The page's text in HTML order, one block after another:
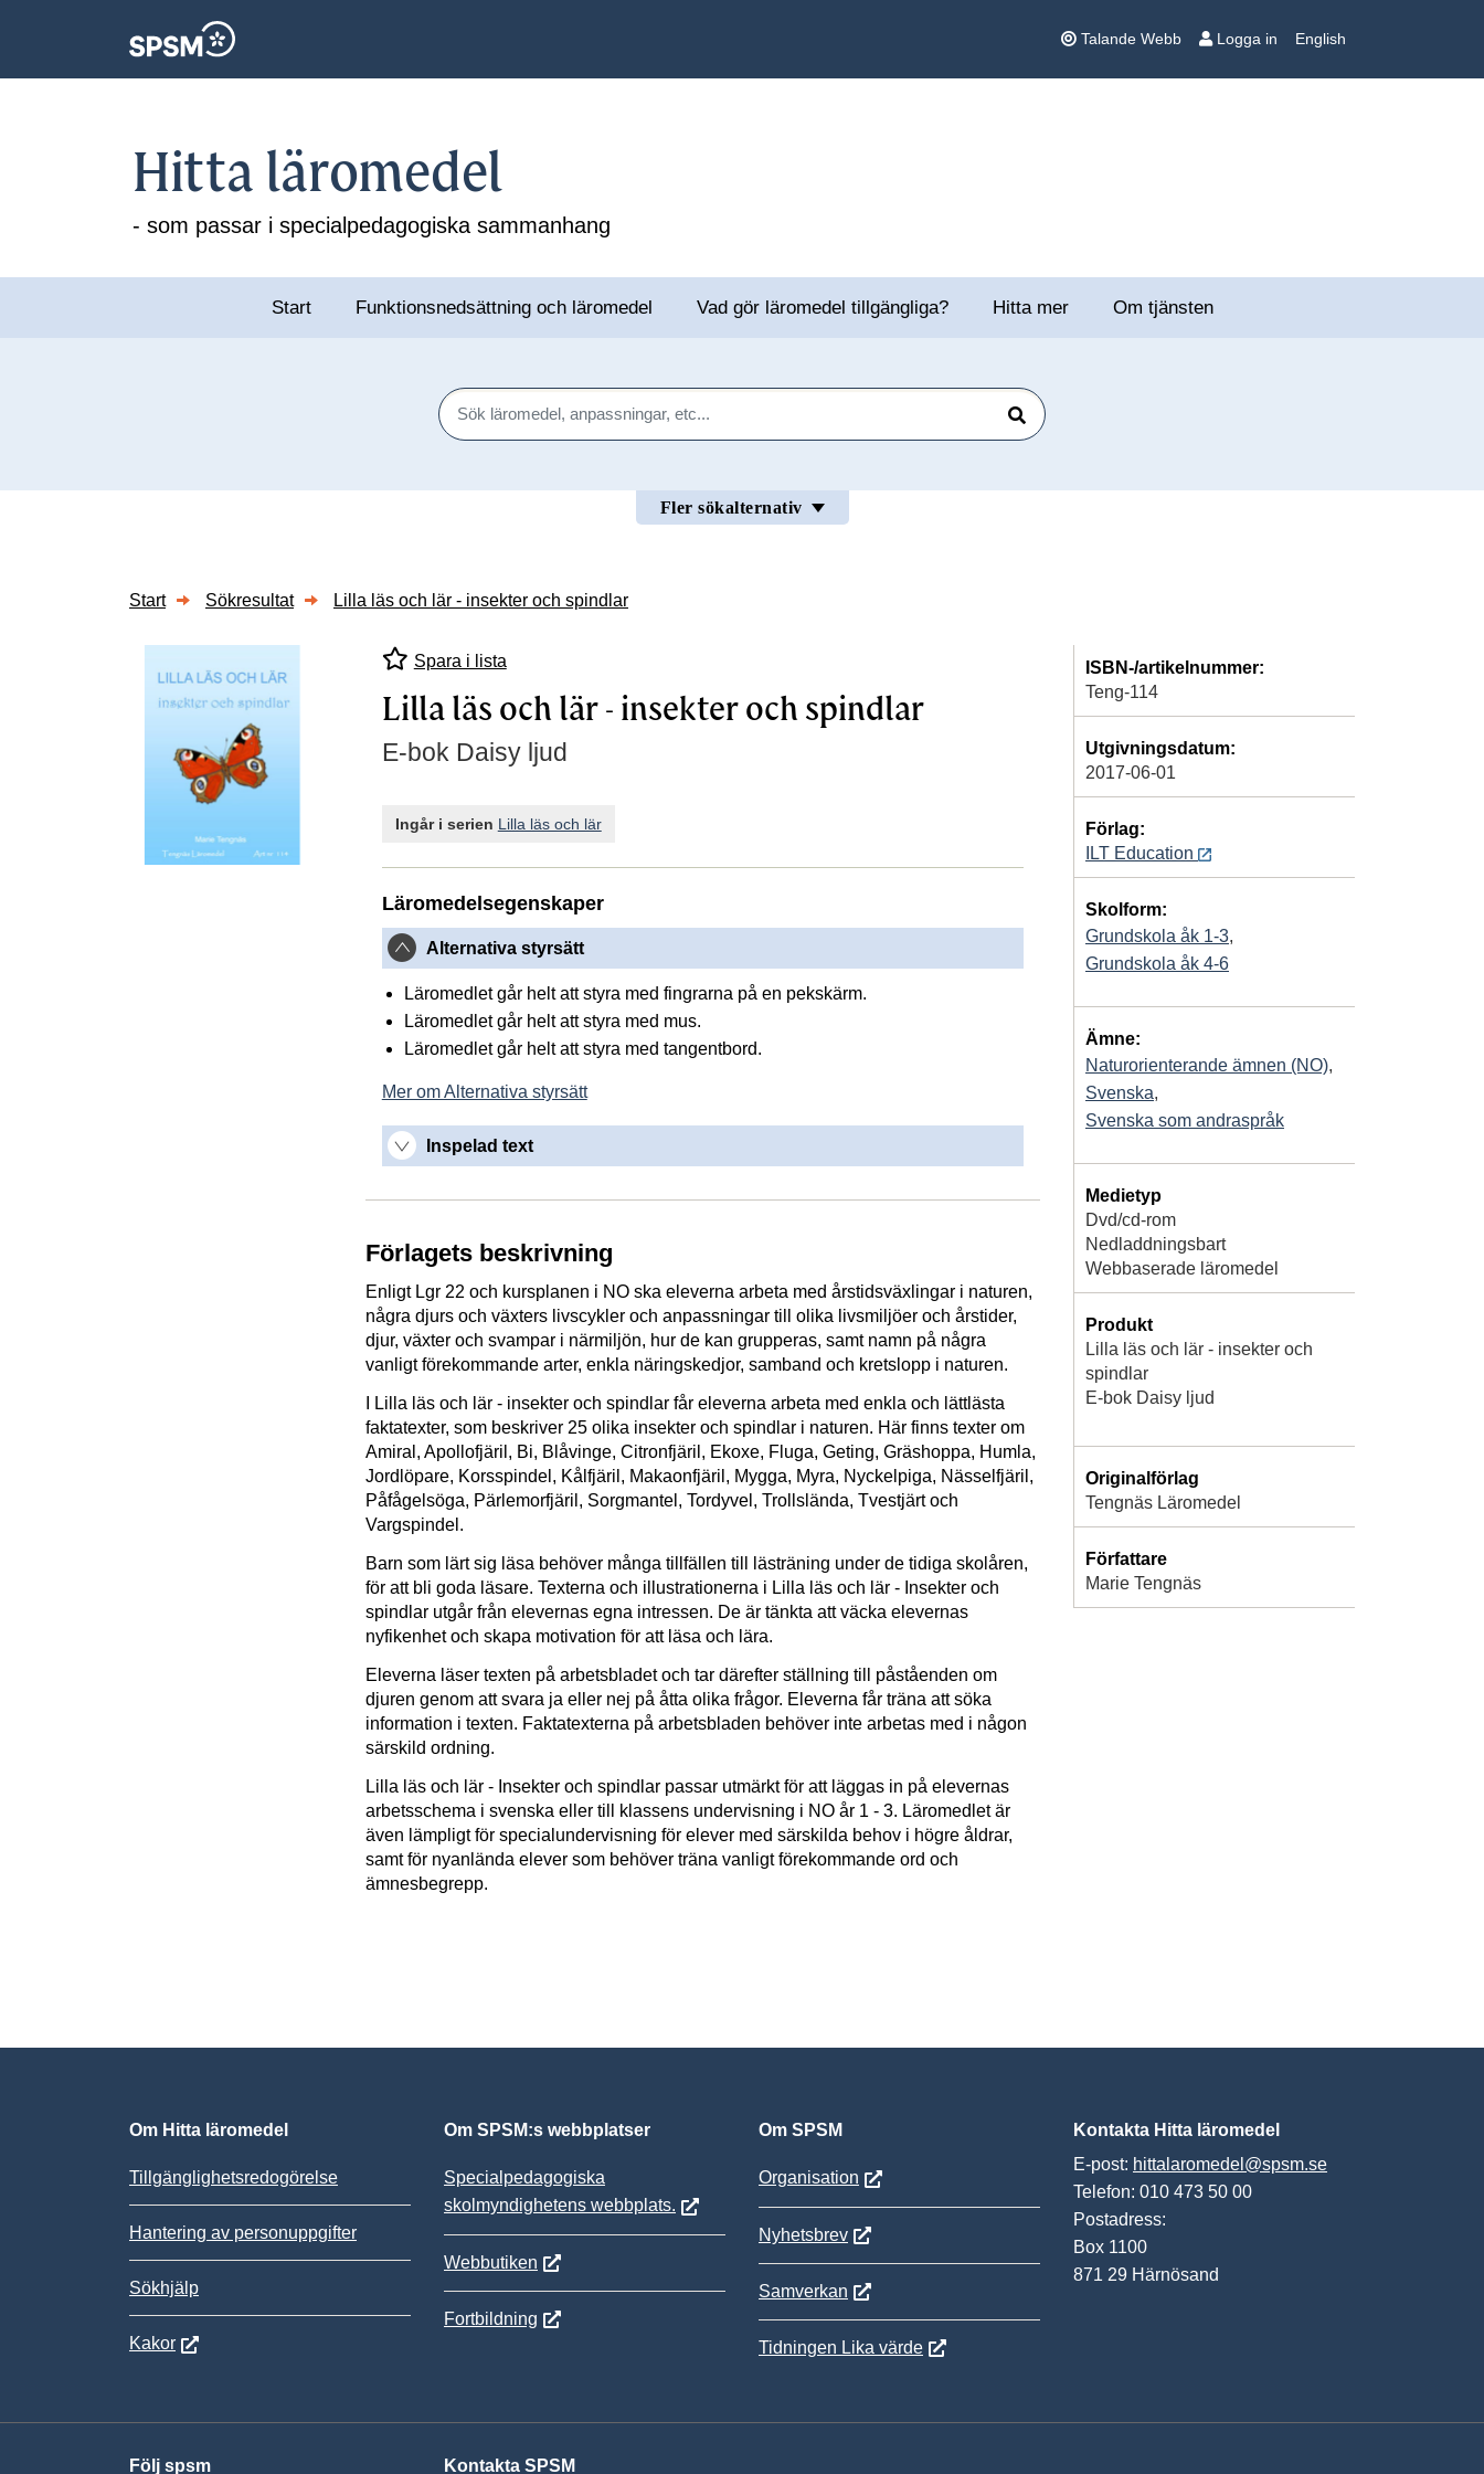
Talande Webb Logga in English
Hitta läromedel
- som passar i specialpedagogiska sammanhang
Start Funktionsnedsättning och läromedel Vad gör läromedel tillgängliga? Hitta mer Om tjänsten
Sök
Sök
Fler sökalternativ
Start Sökresultat Lilla läs och lär - insekter och spindlar
Spara i lista
Lilla läs och lär - insekter och spindlar
E-bok Daisy ljud
Ingår i serien Lilla läs och lär
Läromedelsegenskaper
Alternativa styrsätt
Läromedlet går helt att styra med fingrarna på en pekskärm.
Läromedlet går helt att styra med mus.
Läromedlet går helt att styra med tangentbord.
Mer om Alternativa styrsätt
Inspelad text
Förlagets beskrivning
Enligt Lgr 22 och kursplanen i NO ska eleverna arbeta med årstidsväxlingar i naturen,
några djurs och växters livscykler och anpassningar till olika livsmiljöer och årstider,
djur, växter och svampar i närmiljön, hur de kan grupperas, samt namn på några
vanligt förekommande arter, enkla näringskedjor, samband och kretslopp i naturen.
I Lilla läs och lär - insekter och spindlar får eleverna arbeta med enkla och lättlästa
faktatexter, som beskriver 25 olika insekter och spindlar i naturen. Här finns texter om
Amiral, Apollofjäril, Bi, Blåvinge, Citronfjäril, Ekoxe, Fluga, Geting, Gräshoppa, Humla,
Jordlöpare, Korsspindel, Kålfjäril, Makaonfjäril, Mygga, Myra, Nyckelpiga, Nässelfjäril,
Påfågelsöga, Pärlemorfjäril, Sorgmantel, Tordyvel, Trollslända, Tvestjärt och
Vargspindel.
Barn som lärt sig läsa behöver många tillfällen till lästräning under de tidiga skolåren,
för att bli goda läsare. Texterna och illustrationerna i Lilla läs och lär - Insekter och
spindlar utgår från elevernas egna intressen. De är tänkta att väcka elevernas
nyfikenhet och skapa motivation för att läsa och lära.
Eleverna läser texten på arbetsbladet och tar därefter ställning till påståenden om
djuren genom att svara ja eller nej på åtta olika frågor. Eleverna får träna att söka
information i texten. Faktatexterna på arbetsbladen behöver inte arbetas med i någon
särskild ordning.
Lilla läs och lär - Insekter och spindlar passar utmärkt för att läggas in på elevernas
arbetsschema i svenska eller till klassens undervisning i NO år 1 - 3. Läromedlet är
även lämpligt för specialundervisning för elever med särskilda behov i högre åldrar,
samt för nyanlända elever som behöver träna vanligt förekommande ord och
ämnesbegrepp.
ISBN-/artikelnummer:
Teng-114
Utgivningsdatum:
2017-06-01
Förlag:
ILT Education
Skolform:
Grundskola åk 1-3,
Grundskola åk 4-6
Ämne:
Naturorienterande ämnen (NO),
Svenska,
Svenska som andraspråk
Medietyp
Dvd/cd-rom
Nedladdningsbart
Webbaserade läromedel
Produkt
Lilla läs och lär - insekter och
spindlar
E-bok Daisy ljud
Originalförlag
Tengnäs Läromedel
Författare
Marie Tengnäs
Om Hitta läromedel
Tillgänglighetsredogörelse
Hantering av personuppgifter
Sökhjälp
Kakor
Om SPSM:s webbplatser
Specialpedagogiska
skolmyndighetens webbplats.
Webbutiken
Fortbildning
Om SPSM
Organisation
Nyhetsbrev
Samverkan
Tidningen Lika värde
Kontakta Hitta läromedel
E-post: hittalaromedel@spsm.se
Telefon: 010 473 50 00
Postadress:
Box 1100
871 29 Härnösand
Följ spsm Kontakta SPSM